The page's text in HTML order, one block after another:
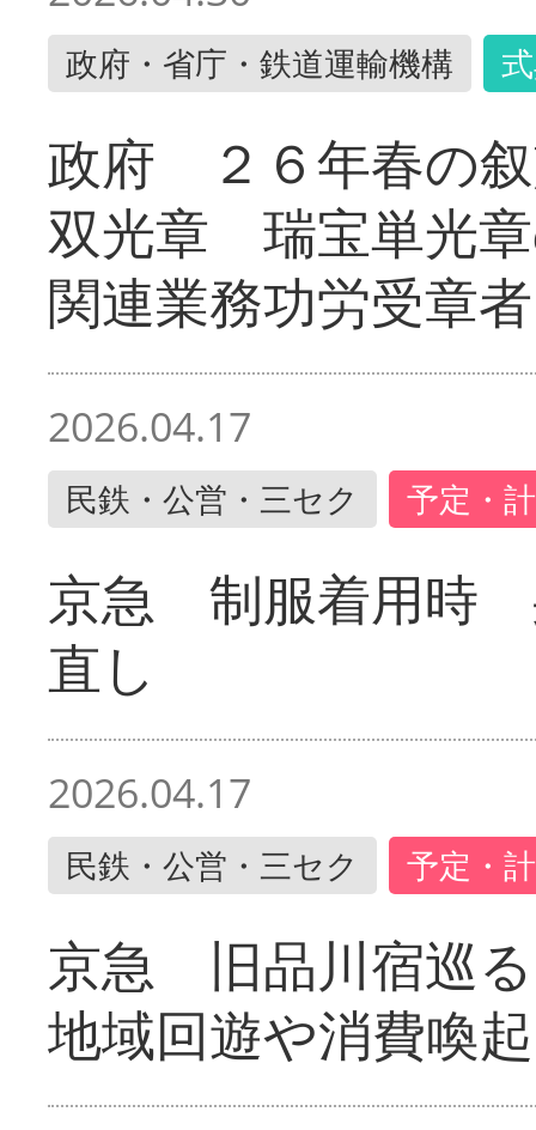
政府・省庁・鉄道運輸機構
政府 ２６年春の
双光章 瑞宝単光
関連業務功労受章者
2026.04.17
民鉄・公営・三セク 予定・
京急 制服着用時
直し
2026.04.17
民鉄・公営・三セク 予定・
京急 旧品川宿巡
地域回遊や消費喚起